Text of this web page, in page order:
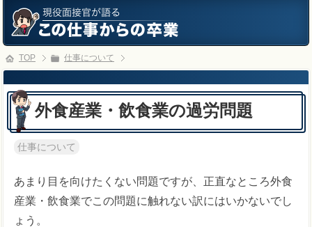
TOP 仕事について
外食産業・飲食業の過労問題
仕事について
あまり目を向けたくない問題ですが、正直なところ外食
産業・飲食業でこの問題に触れない訳にはいかないでし
ょう。